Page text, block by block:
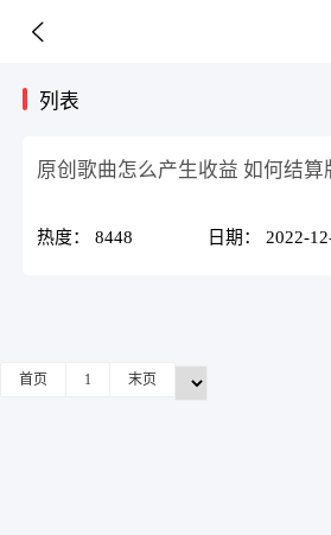
列表
原创歌曲怎么产生收益 如何结算
热度： 8448 日期： 2022-
首页 1 末页